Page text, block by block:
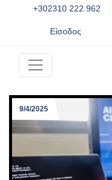
+302310 222 962
Είσοδος
9/4/2025